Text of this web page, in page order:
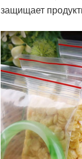
защищает